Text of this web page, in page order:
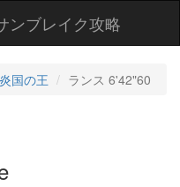
ンブレイク攻略
国の王 ランス 6'42"60